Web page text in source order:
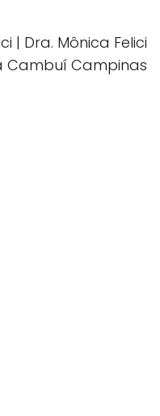
| Dra. Mônica Felici
Cambuí Campinas